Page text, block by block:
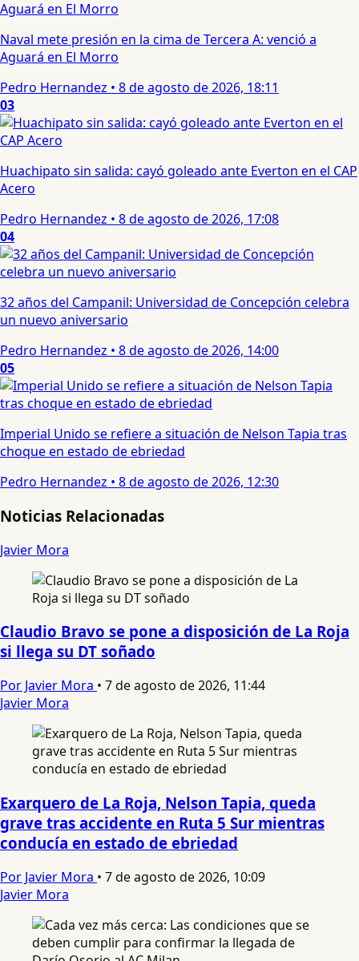
Naval mete presión en la cima de Tercera A: venció a
Aguará en El Morro
Pedro Hernandez • 8 de agosto de 2026, 18:11
03
Huachipato sin salida: cayó goleado ante Everton en el CAP
Acero
Pedro Hernandez • 8 de agosto de 2026, 17:08
04
32 años del Campanil: Universidad de Concepción celebra
un nuevo aniversario
Pedro Hernandez • 8 de agosto de 2026, 14:00
05
Imperial Unido se refiere a situación de Nelson Tapia tras
choque en estado de ebriedad
Pedro Hernandez • 8 de agosto de 2026, 12:30
Noticias Relacionadas
Javier Mora
Claudio Bravo se pone a disposición de La Roja
si llega su DT soñado
Por Javier Mora • 7 de agosto de 2026, 11:44
Javier Mora
Exarquero de La Roja, Nelson Tapia, queda
grave tras accidente en Ruta 5 Sur mientras
conducía en estado de ebriedad
Por Javier Mora • 7 de agosto de 2026, 10:09
Javier Mora